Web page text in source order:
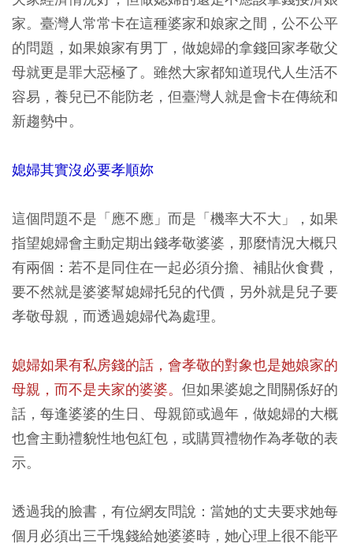
家。臺灣人常常卡在這種婆家和娘家之間，公不公平
的問題，如果娘家有男丁，做媳婦的拿錢回家孝敬父
母就更是罪大惡極了。雖然大家都知道現代人生活不
容易，養兒已不能防老，但臺灣人就是會卡在傳統和
新趨勢中。
媳婦其實沒必要孝順妳
這個問題不是「應不應」而是「機率大不大」， 如果
指望媳婦會主動定期出錢孝敬婆婆，那麼情況大概只
有兩個：若不是同住在一起必須分擔、補貼伙食費，
要不然就是婆婆幫媳婦托兒的代價，另外就是兒子要
孝敬母親，而透過媳婦代為處理。
媳婦如果有私房錢的話，會孝敬的對象也是她娘家的
母親，而不是夫家的婆婆。 但如果婆媳之間關係好的
話，每逢婆婆的生日、母親節或過年，做媳婦的大概
也會主動禮貌性地包紅包，或購買禮物作為孝敬的表
示。
透過我的臉書，有位網友問說：當她的丈夫要求她每
個月必須出三千塊錢給她婆婆時，她心理上很不能平